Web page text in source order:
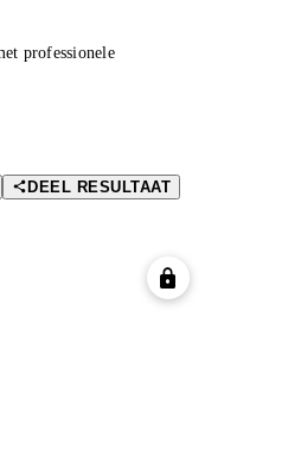
professionele
DEEL RESULTAAT